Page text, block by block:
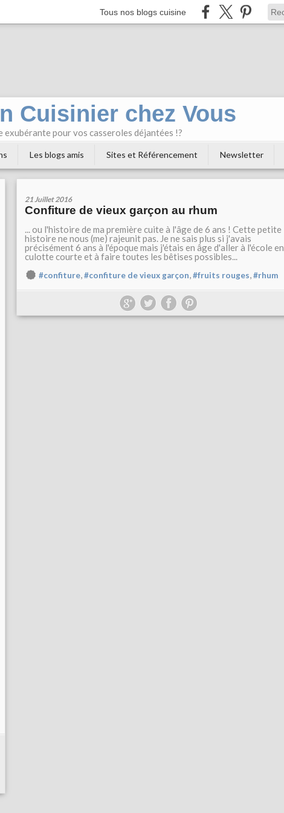
Tous nos blogs cuisine
Cuisinier chez Vous
exubérante pour vos casseroles déjantées !?
Les blogs amis Sites et Référencement Newsletter
21 Juillet 2016
Confiture de vieux garçon au rhum
... ou l'histoire de ma première cuite à l'âge de 6 ans ! Cette petite
histoire ne nous (me) rajeunit pas. Je ne sais plus si j'avais
précisément 6 ans à l'époque mais j'étais en âge d'aller à l'école en
culotte courte et à faire toutes les bêtises possibles...
#confiture,#confiture de vieux garçon,#fruits rouges,#rhum